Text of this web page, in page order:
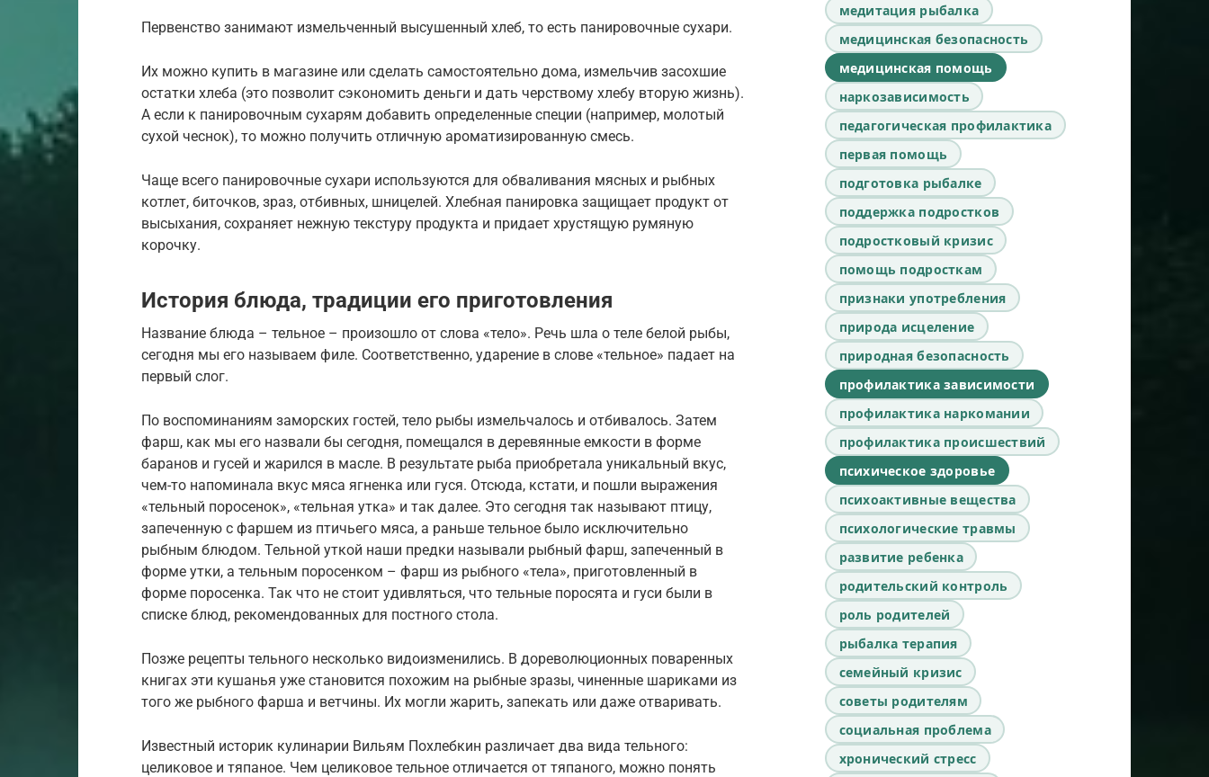
Первенство занимают измельченный высушенный хлеб, то есть панировочные сухари.
Их можно купить в магазине или сделать самостоятельно дома, измельчив засохшие
остатки хлеба (это позволит сэкономить деньги и дать черствому хлебу вторую жизнь).
А если к панировочным сухарям добавить определенные специи (например, молотый
сухой чеснок), то можно получить отличную ароматизированную смесь.
Чаще всего панировочные сухари используются для обваливания мясных и рыбных
котлет, биточков, зраз, отбивных, шницелей. Хлебная панировка защищает продукт от
высыхания, сохраняет нежную текстуру продукта и придает хрустящую румяную
корочку.
История блюда, традиции его приготовления
Название блюда – тельное – произошло от слова «тело». Речь шла о теле белой рыбы,
сегодня мы его называем филе. Соответственно, ударение в слове «тельное» падает на
первый слог.
По воспоминаниям заморских гостей, тело рыбы измельчалось и отбивалось. Затем
фарш, как мы его назвали бы сегодня, помещался в деревянные емкости в форме
баранов и гусей и жарился в масле. В результате рыба приобретала уникальный вкус,
чем-то напоминала вкус мяса ягненка или гуся. Отсюда, кстати, и пошли выражения
«тельный поросенок», «тельная утка» и так далее. Это сегодня так называют птицу,
запеченную с фаршем из птичьего мяса, а раньше тельное было исключительно
рыбным блюдом. Тельной уткой наши предки называли рыбный фарш, запеченный в
форме утки, а тельным поросенком – фарш из рыбного «тела», приготовленный в
форме поросенка. Так что не стоит удивляться, что тельные поросята и гуси были в
списке блюд, рекомендованных для постного стола.
Позже рецепты тельного несколько видоизменились. В дореволюционных поваренных
книгах эти кушанья уже становится похожим на рыбные зразы, чиненные шариками из
того же рыбного фарша и ветчины. Их могли жарить, запекать или даже отваривать.
Известный историк кулинарии Вильям Похлебкин различает два вида тельного:
целиковое и тяпаное. Чем целиковое тельное отличается от тяпаного, можно понять
медитация рыбалка
медицинская безопасность
медицинская помощь
наркозависимость
педагогическая профилактика
первая помощь
подготовка рыбалке
поддержка подростков
подростковый кризис
помощь подросткам
признаки употребления
природа исцеление
природная безопасность
профилактика зависимости
профилактика наркомании
профилактика происшествий
психическое здоровье
психоактивные вещества
психологические травмы
развитие ребенка
родительский контроль
роль родителей
рыбалка терапия
семейный кризис
советы родителям
социальная проблема
хронический стресс